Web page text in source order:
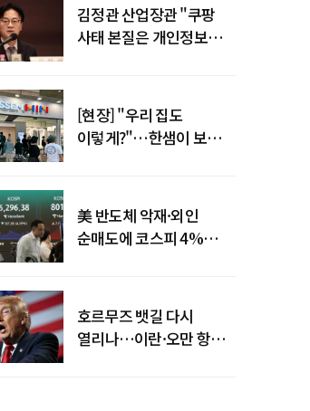
김정관 산업장관 "쿠팡
사태 본질은 개인정보
[현장] "우리 집도
이렇게?"…한샘이 보여준
美 반도체 악재·외인
순매도에 코스피 4%
호르무즈 뱃길 다시
열리나…이란·오만 항로